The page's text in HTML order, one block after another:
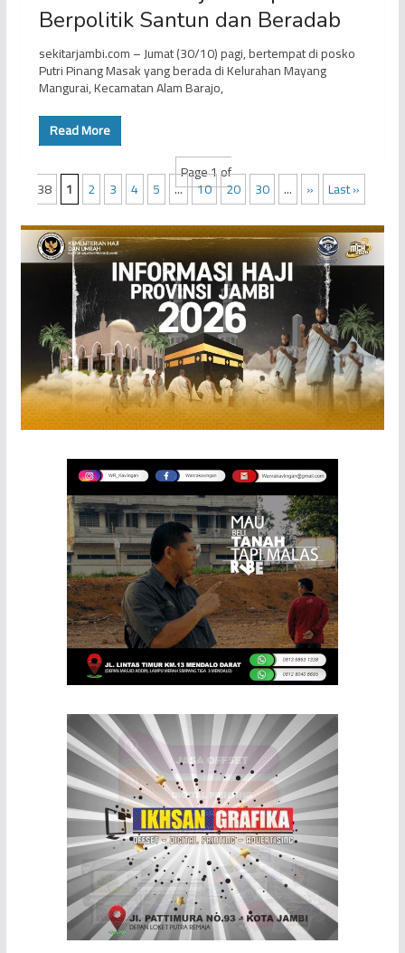
Berpolitik Santun dan Beradab
sekitarjambi.com – Jumat (30/10) pagi, bertempat di posko
Putri Pinang Masak yang berada di Kelurahan Mayang
Mangurai, Kecamatan Alam Barajo,
Read More
Page 1 of
38 1 2 3 4 5 ... 10 20 30 ... » Last »